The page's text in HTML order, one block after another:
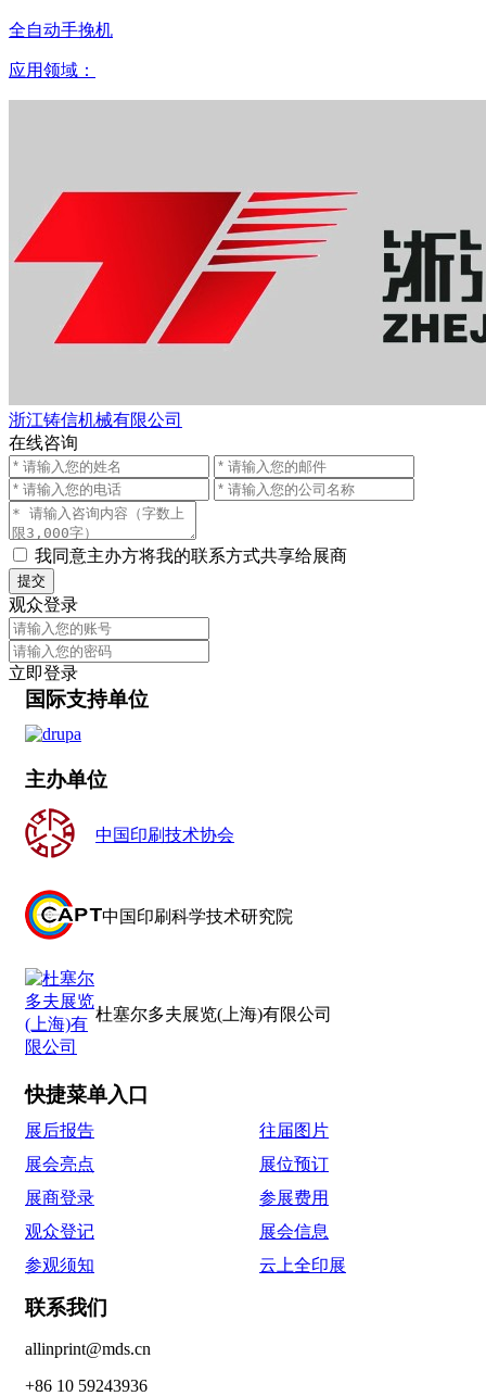
全自动手挽机
应用领域：
浙江铸信机械有限公司
在线咨询
我同意主办方将我的联系方式共享给展商
提交
观众登录
立即登录
国际支持单位
主办单位
中国印刷技术协会
中国印刷科学技术研究院
杜塞尔多夫展览(上海)有限公司
快捷菜单入口
展后报告
往届图片
展会亮点
展位预订
展商登录
参展费用
观众登记
展会信息
参观须知
云上全印展
联系我们
allinprint@mds.cn
+86 10 59243936